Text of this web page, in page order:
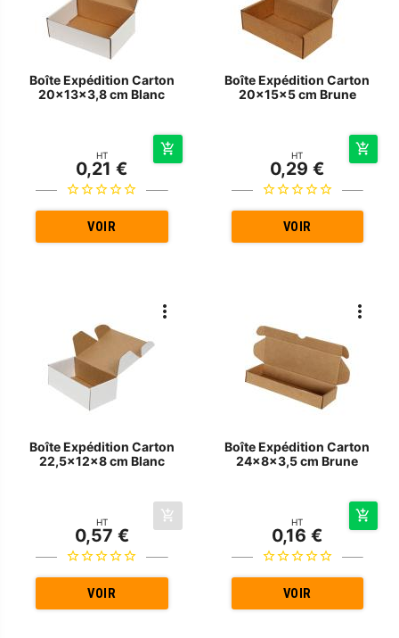
Boîte Expédition Carton
20x13x3,8 cm Blanc
HT
0,21 €
VOIR
Boîte Expédition Carton
20x15x5 cm Brune
HT
0,29 €
VOIR
Boîte Expédition Carton
22,5x12x8 cm Blanc
HT
0,57 €
VOIR
Boîte Expédition Carton
24x8x3,5 cm Brune
HT
0,16 €
VOIR